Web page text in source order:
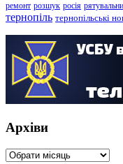
ремонт розшук росія
тернопіль тернопільські
Архіви
Архіви